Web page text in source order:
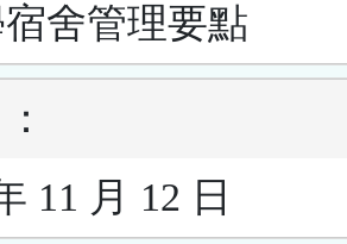
舍管理要點
11 月 12 日